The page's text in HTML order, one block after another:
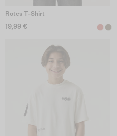
Rotes T-Shirt
19,99 €